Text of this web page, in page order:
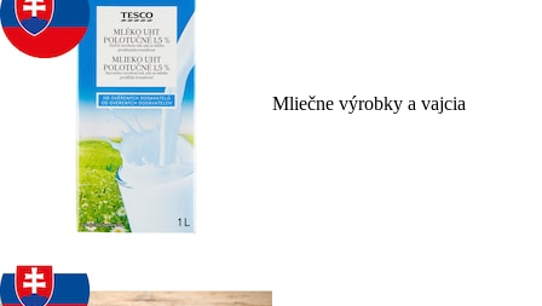
Mliečne výrobky a vajcia